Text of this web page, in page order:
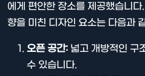
에게 편안한 장소를 제공했습니
향을 미친 디자인 요소는 다음과
오픈 공간: 넓고 개방적인 구
수 있습니다.